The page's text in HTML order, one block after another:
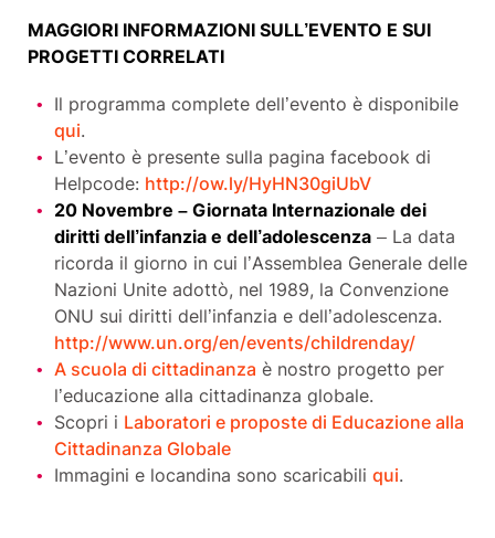
MAGGIORI INFORMAZIONI SULL’EVENTO E SUI
PROGETTI CORRELATI
Il programma complete dell’evento è disponibile
qui.
L’evento è presente sulla pagina facebook di
Helpcode: http://ow.ly/HyHN30giUbV
20 Novembre – Giornata Internazionale dei
diritti dell’infanzia e dell’adolescenza – La data
ricorda il giorno in cui l’Assemblea Generale delle
Nazioni Unite adottò, nel 1989, la Convenzione
ONU sui diritti dell’infanzia e dell’adolescenza.
http://www.un.org/en/events/childrenday/
A scuola di cittadinanza è nostro progetto per
l’educazione alla cittadinanza globale.
Scopri i Laboratori e proposte di Educazione alla
Cittadinanza Globale
Immagini e locandina sono scaricabiliqui.